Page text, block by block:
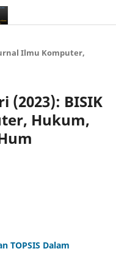
Ilmu Komputer,
(2023): BISIK
Hukum,
TOPSIS Dalam